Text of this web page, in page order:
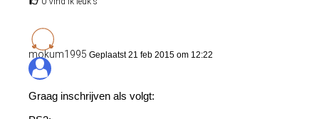
mokum1995 Geplaatst 21 feb 2015 om 12:22
Graag inschrijven als volgt: